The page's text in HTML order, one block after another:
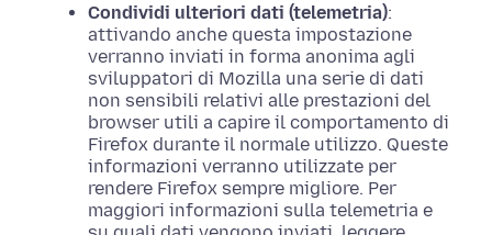
Condividi ulteriori dati (telemetria):
attivando anche questa impostazione
verranno inviati in forma anonima agli
sviluppatori di Mozilla una serie di dati
non sensibili relativi alle prestazioni del
browser utili a capire il comportamento di
Firefox durante il normale utilizzo. Queste
informazioni verranno utilizzate per
rendere Firefox sempre migliore. Per
maggiori informazioni sulla telemetria e